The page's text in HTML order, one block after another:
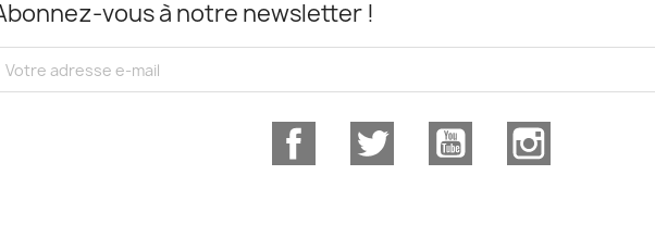
vous à notre newsletter !
Facebook Twitter YouTube